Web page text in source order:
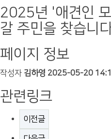
2025년 '애견인
갈 주민을 찾습니
페이지 정보
작성자 김하영 2025-05-20
관련링크
이전글